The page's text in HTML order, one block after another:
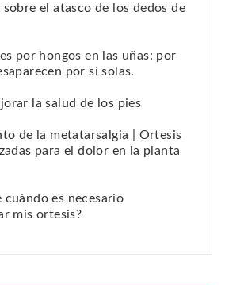
el atasco de los dedos de
por hongos en las uñas: por
por sí solas.
la salud de los pies
de la metatarsalgia | Ortesis
para el dolor en la planta
cuándo es necesario
mis ortesis?